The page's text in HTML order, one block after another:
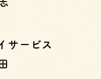
サービス